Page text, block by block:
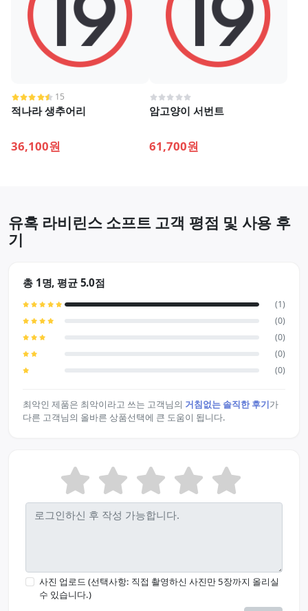
15
적나라 생추어리
36,100원
암고양이 서번트
61,700원
유혹 라비린스 소프트 고객 평점 및 사용 후
기
총 1명, 평균 5.0점
(1)
(0)
(0)
(0)
(0)
최악인 제품은 최악이라고 쓰는 고객님의 거침없는 솔직한 후기가
다른 고객님의 올바른 상품선택에 큰 도움이 됩니다.
사진 업로드 (선택사항: 직접 촬영하신 사진만 5장까지 올리실
수 있습니다.)